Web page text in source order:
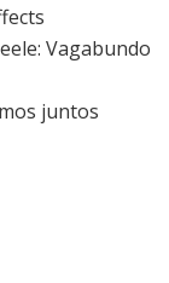
Vagabundo
juntos